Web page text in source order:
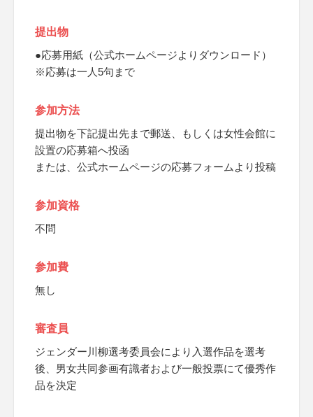
提出物
●応募用紙（公式ホームページよりダウンロード）
※応募は一人5句まで
参加方法
提出物を下記提出先まで郵送、もしくは女性会館に
設置の応募箱へ投函
または、公式ホームページの応募フォームより投稿
参加資格
不問
参加費
無し
審査員
ジェンダー川柳選考委員会により入選作品を選考
後、男女共同参画有識者および一般投票にて優秀作
品を決定